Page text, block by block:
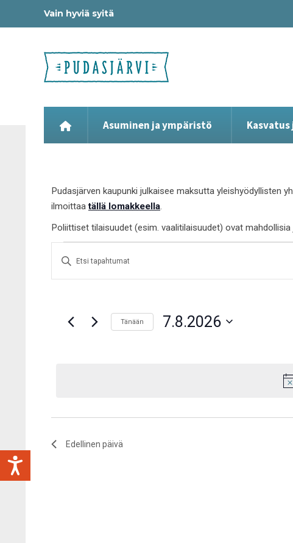
Vain hyviä syitä
Asuminen ja ympäristö
Pudasjärven kaupunki julkaisee maksutta yleishyödyllisten
ilmoittaatällä lomakkeella.
Poliittiset tilaisuudet (esim. vaalitilaisuudet) ovat
Etsi
aja
navigointi
Syötä
hakusana.
Tapahtumat
Tänään 7.8.2026
Edellinen päivä